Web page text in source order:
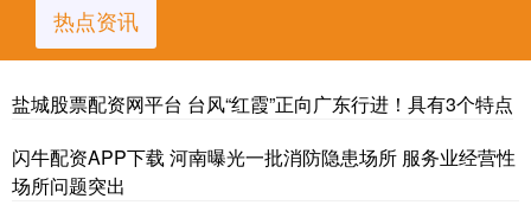
热点资讯
盐城股票配资网平台 台风“红霞”正向广东行进！具有3个特点
闪牛配资APP下载 河南曝光一批消防隐患场所 服务业经营性
场所问题突出